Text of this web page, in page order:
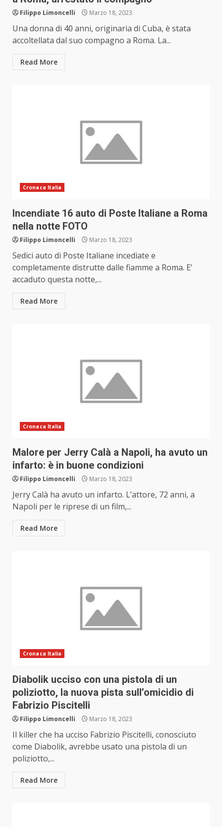
Filippo Limoncelli Marzo 18, 2023
Una donna di 40 anni, originaria di Cuba, è stata
accoltellata dal suo compagno a Roma. La...
Read More
Cronaca Italia
Incendiate 16 auto di Poste Italiane a Roma
nella notte FOTO
Filippo Limoncelli Marzo 18, 2023
Sedici auto di Poste Italiane incediate e
completamente distrutte dalle fiamme a Roma. E’
accaduto questa notte,...
Read More
Cronaca Italia
Malore per Jerry Calà a Napoli, ha avuto un
infarto: è in buone condizioni
Filippo Limoncelli Marzo 18, 2023
Jerry Calà ha avuto un infarto. L’attore, 72 anni, a
Napoli per le riprese di un film,...
Read More
Cronaca Italia
Diabolik ucciso con una pistola di un
poliziotto, la nuova pista sull’omicidio di
Fabrizio Piscitelli
Filippo Limoncelli Marzo 18, 2023
Il killer che ha ucciso Fabrizio Piscitelli, conosciuto
come Diabolik, avrebbe usato una pistola di un
poliziotto,...
Read More